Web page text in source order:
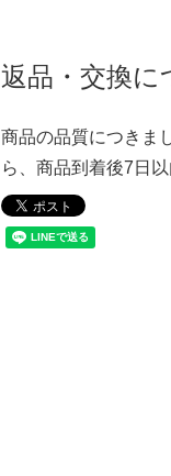
返品・交換に
商品の品質につきま
ら、商品到着後7日